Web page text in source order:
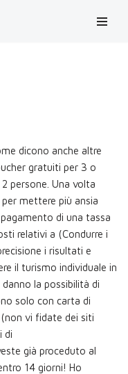
dicono anche altre
gratuiti per 3 o
persone. Una volta
mettere più ansia
di una tassa
relativi a (Condurre i
i risultati e
il turismo individuale in
la possibilità di
solo con carta di
vi fidate dei siti
di
già proceduto al
14 giorni! Ho